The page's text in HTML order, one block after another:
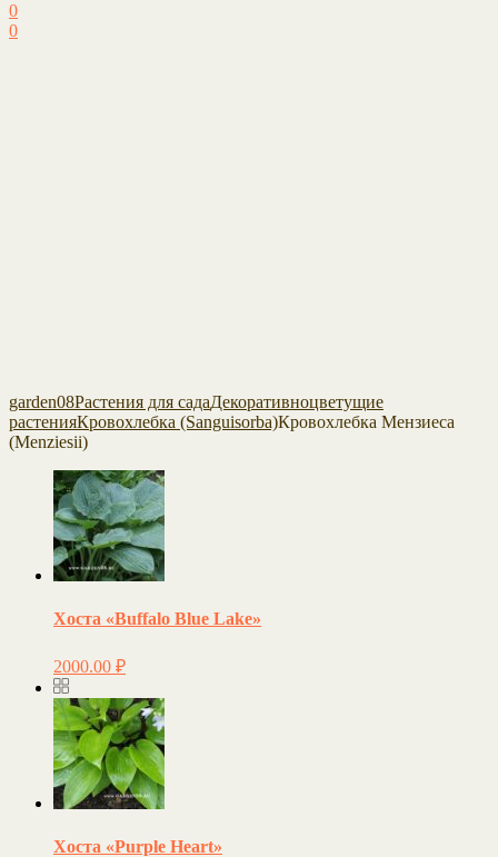
0
0
garden08Растения для садаДекоративноцветущие
растенияКровохлебка (Sanguisorba)Кровохлебка Мензиеса
(Menziesii)
Хоста «Buffalo Blue Lake»
2000.00 ₽
Хоста «Purple Heart»